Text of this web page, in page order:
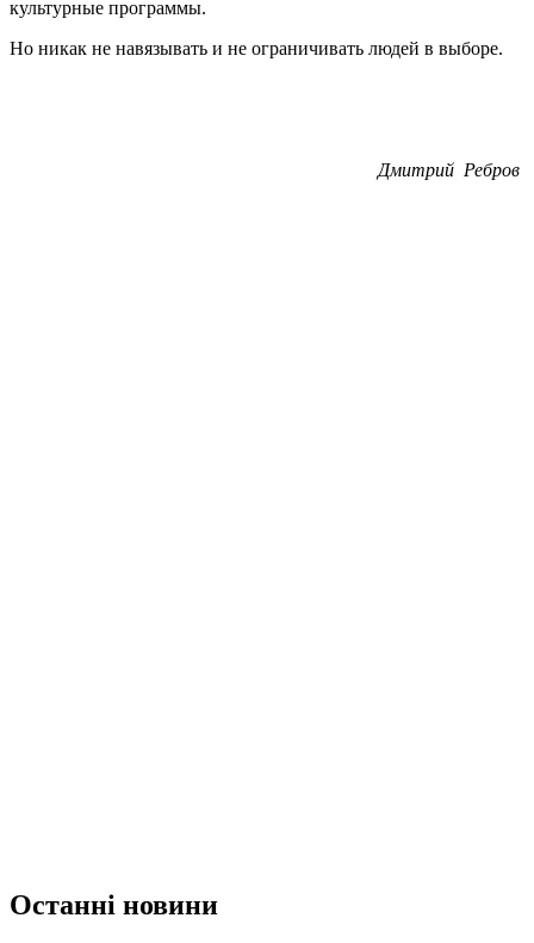
культурные программы.
Но никак не навязывать и не ограничивать людей в выборе.
Дмитрий Ребров
Останні новини